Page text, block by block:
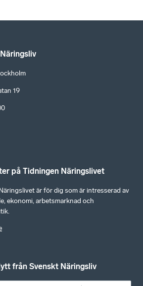
19
på Tidningen Näringslivet
är för dig som är intresserad av
ekonomi, arbetsmarknad och
från Svenskt Näringsliv